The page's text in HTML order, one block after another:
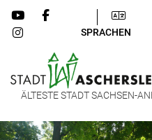
SPRACHEN
ÄLTESTE STADT SACHSEN-